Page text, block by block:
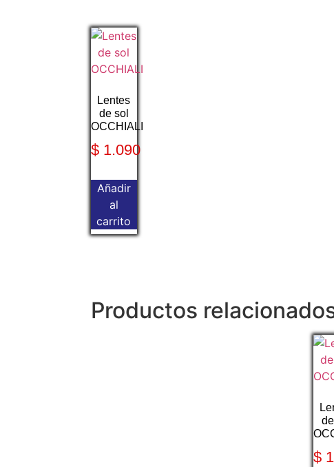
Lentes
de sol
OCCHIALI
$ 1.090
Añadir
al
carrito
Productos
$